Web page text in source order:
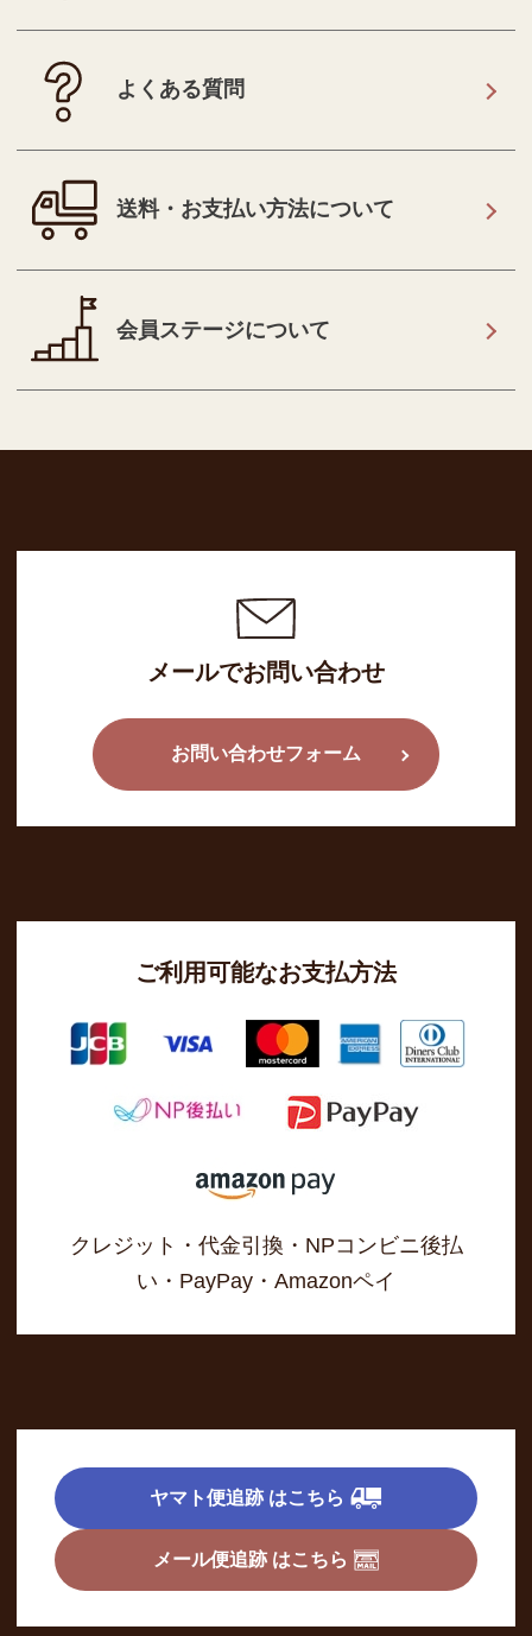
よくある質問
送料・お支払い方法について
会員ステージについて
メールでお問い合わせ
お問い合わせフォーム
ご利用可能なお支払方法
クレジット・代金引換・NPコンビニ後払
い・PayPay・Amazonペイ
ヤマト便追跡 はこちら
メール便追跡 はこちら